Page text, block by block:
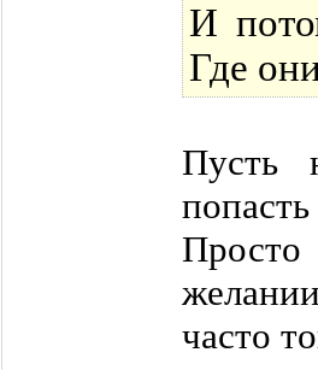
И
Где
Пусть
Просто
часто